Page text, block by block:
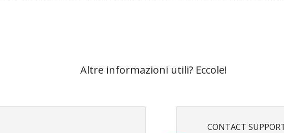
Altre informazioni utili? Eccole!
CONTACT